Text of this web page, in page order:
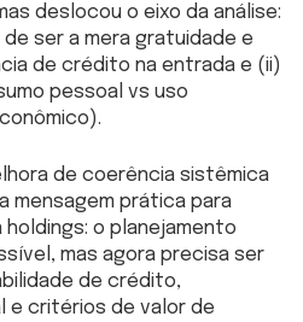
deslocou o eixo da análise:
ser a mera gratuidade e
de crédito na entrada e (ii)
pessoal vs uso
de coerência sistêmica
mensagem prática para
o planejamento
mas agora precisa ser
de crédito,
e critérios de valor de